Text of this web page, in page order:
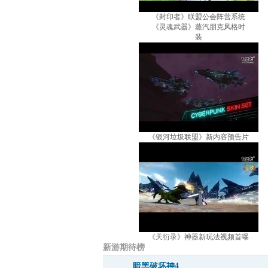
《封印者》联盟公会阵营系统
《灵魂武器》蒸汽朋克风格时
装
《银河垃圾联盟》新内容预告片
《天衍录》神器新玩法视频首曝
新游期待榜
暗黑破坏神4